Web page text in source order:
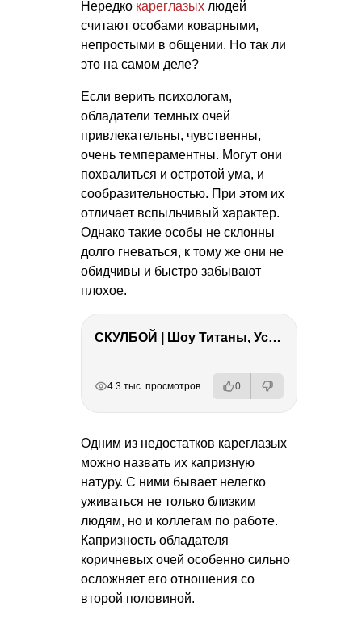
Нередко кареглазых людей
считают особами коварными,
непростыми в общении. Но так ли
это на самом деле?
Если верить психологам,
обладатели темных очей
привлекательны, чувственны,
очень темпераментны. Могут они
похвалиться и остротой ума, и
сообразительностью. При этом их
отличает вспыльчивый характер.
Однако такие особы не склонны
долго гневаться, к тому же они не
обидчивы и быстро забывают
плохое.
СКУЛБОЙ | Шоу Титаны, Усейн Болт, Ларрат, Зашквар!
4.3 тыс. просмотров 0
Одним из недостатков кареглазых
можно назвать их капризную
натуру. С ними бывает нелегко
уживаться не только близким
людям, но и коллегам по работе.
Капризность обладателя
коричневых очей особенно сильно
осложняет его отношения со
второй половиной.